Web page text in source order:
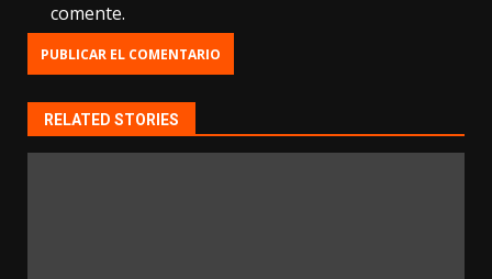
comente.
RELATED STORIES